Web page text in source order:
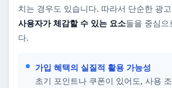
치는 경우도 있습니다. 따라서 단순한 광
사용자가 체감할 수 있는 요소들을 중심으
다.
가입 혜택의 실질적 활용 가능성
초기 포인트나 쿠폰이 있어도, 사용